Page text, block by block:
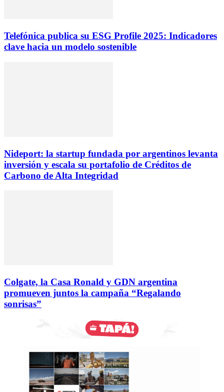
Telefónica publica su ESG Profile 2025: Indicadores
clave hacia un modelo sostenible
Nideport: la startup fundada por argentinos levanta
inversión y escala su portafolio de Créditos de
Carbono de Alta Integridad
Colgate, la Casa Ronald y GDN argentina
promueven juntos la campaña “Regalando
sonrisas”